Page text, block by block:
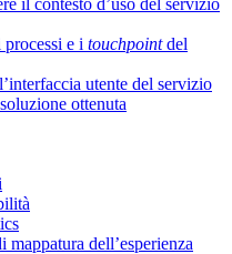
il contesto d’uso del servizio
e i touchpointdel
utente del servizio
ottenuta
mappatura dell’esperienza